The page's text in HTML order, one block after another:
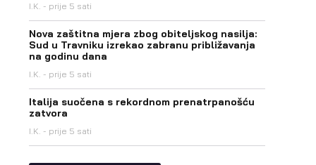
I.K. prije 5 sati
Nova zaštitna mjera zbog obiteljskog nasilja:
Sud u Travniku izrekao zabranu približavanja
na godinu dana
I.K. prije 5 sati
Italija suočena s rekordnom prenatrpanošću
zatvora
I.K. prije 5 sati